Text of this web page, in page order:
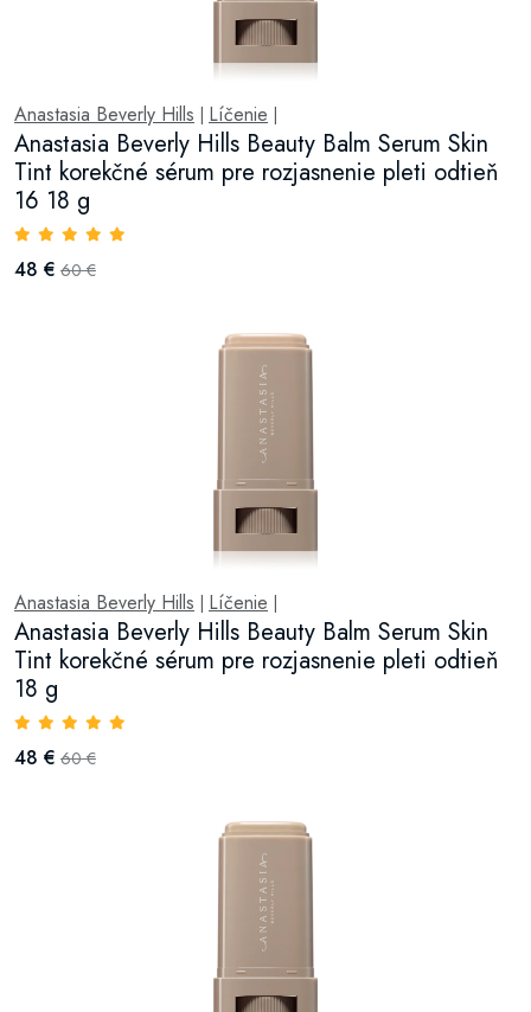
Anastasia Beverly Hills Líčenie
Anastasia Beverly Hills Beauty Balm Serum Skin
Tint korekčné sérum pre rozjasnenie pleti odtieň
16 18 g
48 € 60 €
Anastasia Beverly Hills Líčenie
Anastasia Beverly Hills Beauty Balm Serum Skin
Tint korekčné sérum pre rozjasnenie pleti odtieň
18 g
48 € 60 €